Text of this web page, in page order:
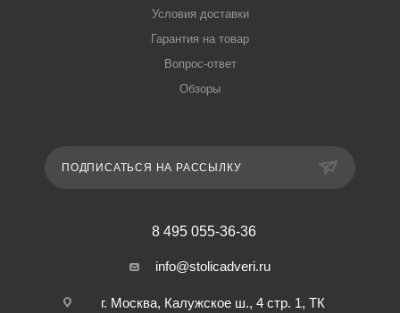
Условия доставки
Гарантия на товар
Вопрос-ответ
Обзоры
ПОДПИСАТЬСЯ НА РАССЫЛКУ
8 495 055-36-36
info@stolicadveri.ru
г. Москва, Калужское ш., 4 стр. 1, ТК